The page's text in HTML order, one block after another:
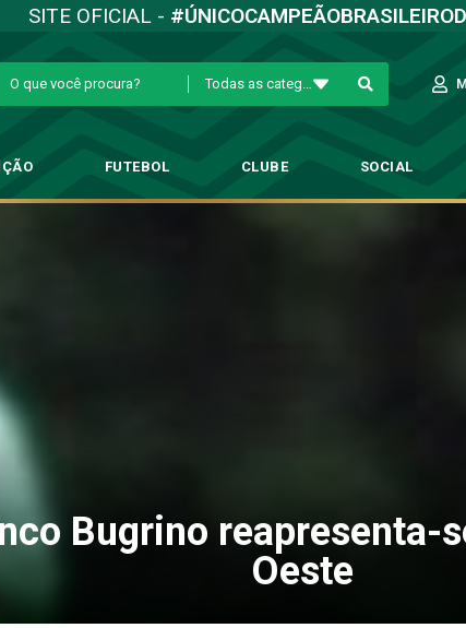
SITE OFICIAL -
FUTEBOL CLUBE SOCIAL
Bugrino reapresenta-
Oeste